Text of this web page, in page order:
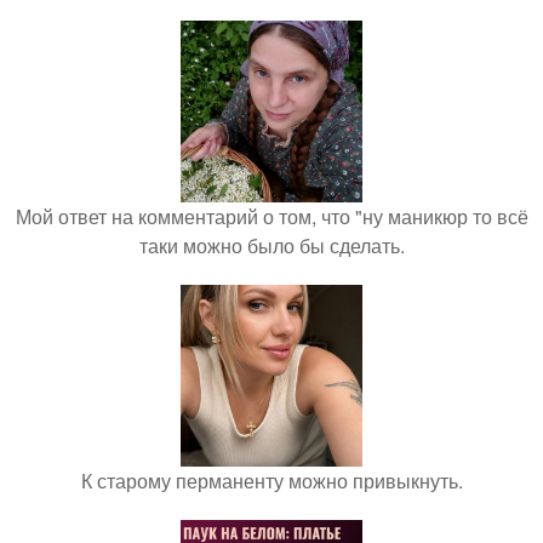
Мой ответ на комментарий о том, что "ну маникюр то всё
таки можно было бы сделать.
К старому перманенту можно привыкнуть.